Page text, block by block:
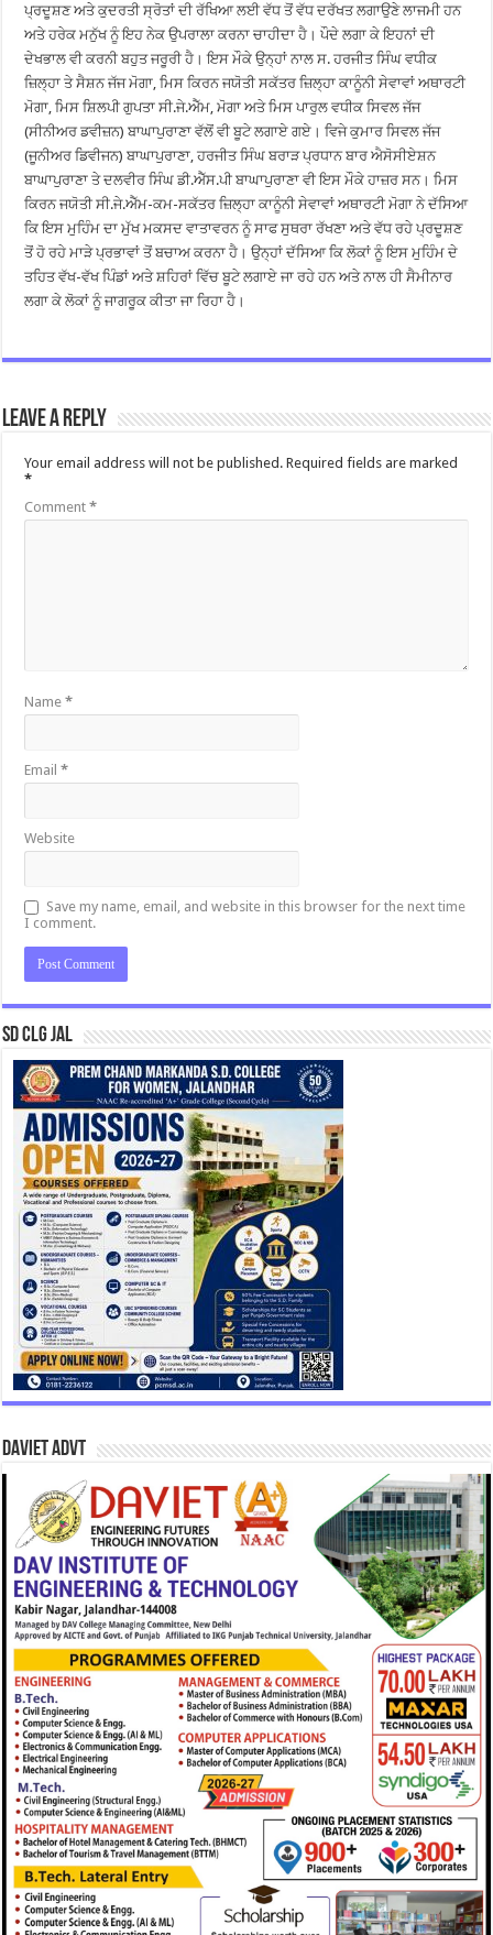
ਪ੍ਰਦੂਸ਼ਣ ਅਤੇ ਕੁਦਰਤੀ ਸ੍ਰੋਤਾਂ ਦੀ ਰੱਖਿਆ ਲਈ ਵੱਧ ਤੋਂ ਵੱਧ ਦਰੱਖਤ ਲਗਾਉਣੇ ਲਾਜਮੀ ਹਨ
ਅਤੇ ਹਰੇਕ ਮਨੁੱਖ ਨੂੰ ਇਹ ਨੇਕ ਉਪਰਾਲਾ ਕਰਨਾ ਚਾਹੀਦਾ ਹੈ। ਪੌਦੇ ਲਗਾ ਕੇ ਇਹਨਾਂ ਦੀ
ਦੇਖਭਾਲ ਵੀ ਕਰਨੀ ਬਹੁਤ ਜਰੂਰੀ ਹੈ। ਇਸ ਮੌਕੇ ਉਨ੍ਹਾਂ ਨਾਲ ਸ. ਹਰਜੀਤ ਸਿੰਘ ਵਧੀਕ
ਜ਼ਿਲ੍ਹਾ ਤੇ ਸੈਸ਼ਨ ਜੱਜ ਮੋਗਾ, ਮਿਸ ਕਿਰਨ ਜਯੋਤੀ ਸਕੱਤਰ ਜ਼ਿਲ੍ਹਾ ਕਾਨੂੰਨੀ ਸੇਵਾਵਾਂ ਅਥਾਰਟੀ
ਮੋਗਾ, ਮਿਸ ਸ਼ਿਲਪੀ ਗੁਪਤਾ ਸੀ.ਜੇ.ਐੱਮ, ਮੋਗਾ ਅਤੇ ਮਿਸ ਪਾਰੁਲ ਵਧੀਕ ਸਿਵਲ ਜੱਜ
(ਸੀਨੀਅਰ ਡਵੀਜ਼ਨ) ਬਾਘਾਪੁਰਾਣਾ ਵੱਲੋਂ ਵੀ ਬੂਟੇ ਲਗਾਏ ਗਏ। ਵਿਜੇ ਕੁਮਾਰ ਸਿਵਲ ਜੱਜ
(ਜੂਨੀਅਰ ਡਿਵੀਜਨ) ਬਾਘਾਪੁਰਾਣਾ, ਹਰਜੀਤ ਸਿੰਘ ਬਰਾੜ ਪ੍ਰਧਾਨ ਬਾਰ ਐਸੋਸੀਏਸ਼ਨ
ਬਾਘਾਪੁਰਾਣਾ ਤੇ ਦਲਵੀਰ ਸਿੰਘ ਡੀ.ਐੱਸ.ਪੀ ਬਾਘਾਪੁਰਾਣਾ ਵੀ ਇਸ ਮੌਕੇ ਹਾਜ਼ਰ ਸਨ। ਮਿਸ
ਕਿਰਨ ਜਯੋਤੀ ਸੀ.ਜੇ.ਐੱਮ-ਕਮ-ਸਕੱਤਰ ਜ਼ਿਲ੍ਹਾ ਕਾਨੂੰਨੀ ਸੇਵਾਵਾਂ ਅਥਾਰਟੀ ਮੋਗਾ ਨੇ ਦੱਸਿਆ
ਕਿ ਇਸ ਮੁਹਿੰਮ ਦਾ ਮੁੱਖ ਮਕਸਦ ਵਾਤਾਵਰਨ ਨੂੰ ਸਾਫ ਸੁਥਰਾ ਰੱਖਣਾ ਅਤੇ ਵੱਧ ਰਹੇ ਪ੍ਰਦੂਸ਼ਣ
ਤੋਂ ਹੋ ਰਹੇ ਮਾੜੇ ਪ੍ਰਭਾਵਾਂ ਤੋਂ ਬਚਾਅ ਕਰਨਾ ਹੈ। ਉਨ੍ਹਾਂ ਦੱਸਿਆ ਕਿ ਲੋਕਾਂ ਨੂੰ ਇਸ ਮੁਹਿੰਮ ਦੇ
ਤਹਿਤ ਵੱਖ-ਵੱਖ ਪਿੰਡਾਂ ਅਤੇ ਸ਼ਹਿਰਾਂ ਵਿੱਚ ਬੂਟੇ ਲਗਾਏ ਜਾ ਰਹੇ ਹਨ ਅਤੇ ਨਾਲ ਹੀ ਸੈਮੀਨਾਰ
ਲਗਾ ਕੇ ਲੋਕਾਂ ਨੂੰ ਜਾਗਰੂਕ ਕੀਤਾ ਜਾ ਰਿਹਾ ਹੈ।
Leave a Reply
Your email address will not be published. Required fields are marked
*
Comment*
Name*
Email*
Website
Save my name, email, and website in this browser for the next time
I comment.
SD CLG JAL
DAVIET Advt